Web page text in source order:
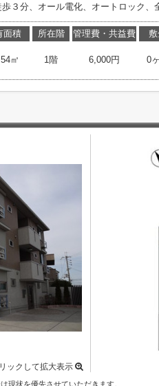
３分、オール電化、オートロック、
面積
㎡
所在階
1階
管理費・共益費
6,000円 0
ックして拡大表示
現状を優先させていただきます。